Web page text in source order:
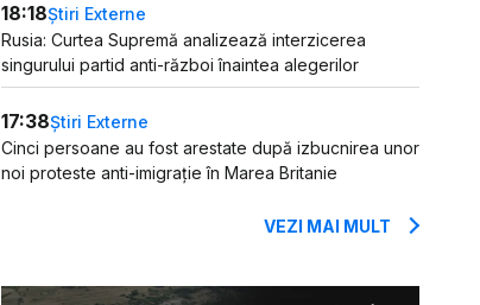
18:18Știri Externe
Rusia: Curtea Supremă analizează interzicerea
singurului partid anti-război înaintea alegerilor
17:38Știri Externe
Cinci persoane au fost arestate după izbucnirea unor
noi proteste anti-imigrație în Marea Britanie
VEZI MAI MULT